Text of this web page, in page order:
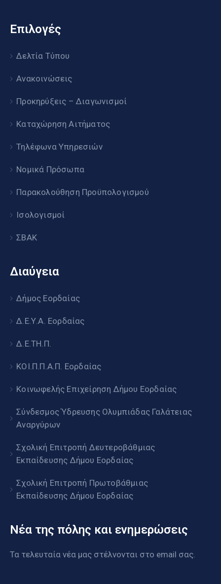
Επιλογές
Δελτία Τύπου
Ανακοινώσεις
Προκηρύξεις – Διαγωνισμοί
Καταχώρηση Αιτήματος
Τηλέφωνα Υπηρεσιών
Νομικά Πρόσωπα
Παρακολούθηση Προϋπολογισμού
Ισολογισμοί
ΣΒΑΚ
Διαύγεια
Δήμος Εορδαίας
Δ.Ε.Υ.Α. Εορδαίας
Δ.Ε.ΤΗ.Π.
ΚΟΙ.Π.Π.Α.Π. Εορδαίας
Κοινωφελής Επιχείρηση Δήμου Εορδαίας
Σύνδεσμος Ύδρευσης Ολυμπιάδας Γαλάτειας
Αναργύρων
Σχολική Επιτροπή Δευτεροβάθμιας
Εκπαίδευσης Δήμου Εορδαίας
Σχολική Επιτροπή Πρωτοβάθμιας
Εκπαίδευσης Δήμου Εορδαίας
Νέα της πόλης και ενημερώσεις
Τα τελευταία νέα μας στέλνονται στο email σας.